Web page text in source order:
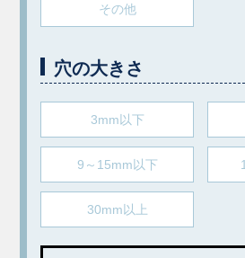
その他
穴の大きさ
3mm以下
9～15mm以下
30mm以上